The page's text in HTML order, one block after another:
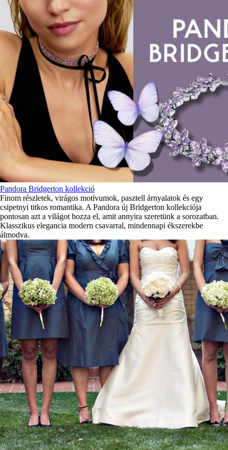
Pandora Bridgerton kollekció
Finom részletek, virágos motívumok, pasztell árnyalatok és egy
csipetnyi titkos romantika. A Pandora új Bridgerton kollekciója
pontosan azt a világot hozza el, amit annyira szeretünk a sorozatban.
Klasszikus elegancia modern csavarral, mindennapi ékszerekbe
álmodva.